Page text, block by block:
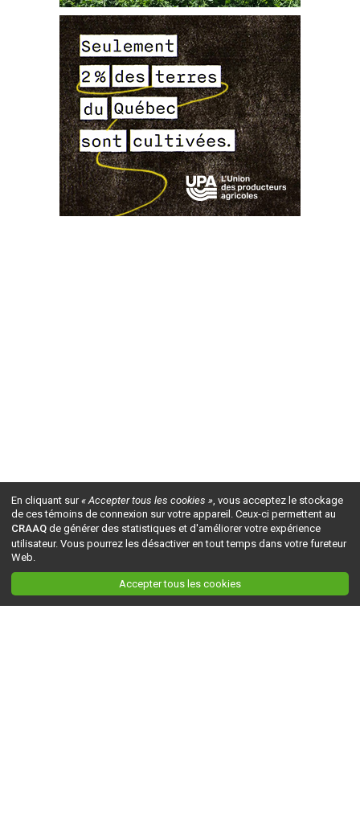
En cliquant sur« Accepter tous les cookies », vous acceptez le stockage
de ces témoins de connexion sur votre appareil. Ceux-ci permettent au
CRAAQ de générer des statistiques et d'améliorer votre expérience
utilisateur. Vous pourrez les désactiver en tout temps dans votre fureteur
Web.
Accepter tous les cookies